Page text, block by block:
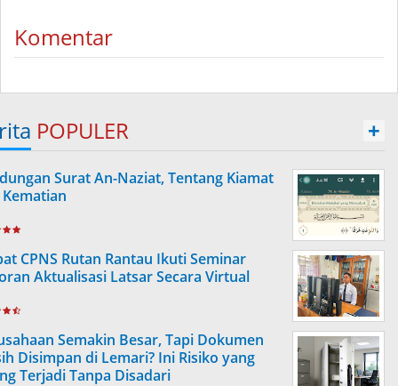
Komentar
POPULER +
Surat An-Naziat, Tentang Kiamat
CPNS Rutan Rantau Ikuti Seminar
Aktualisasi Latsar Secara Virtual
Semakin Besar, Tapi Dokumen
Disimpan di Lemari? Ini Risiko yang
Terjadi Tanpa Disadari